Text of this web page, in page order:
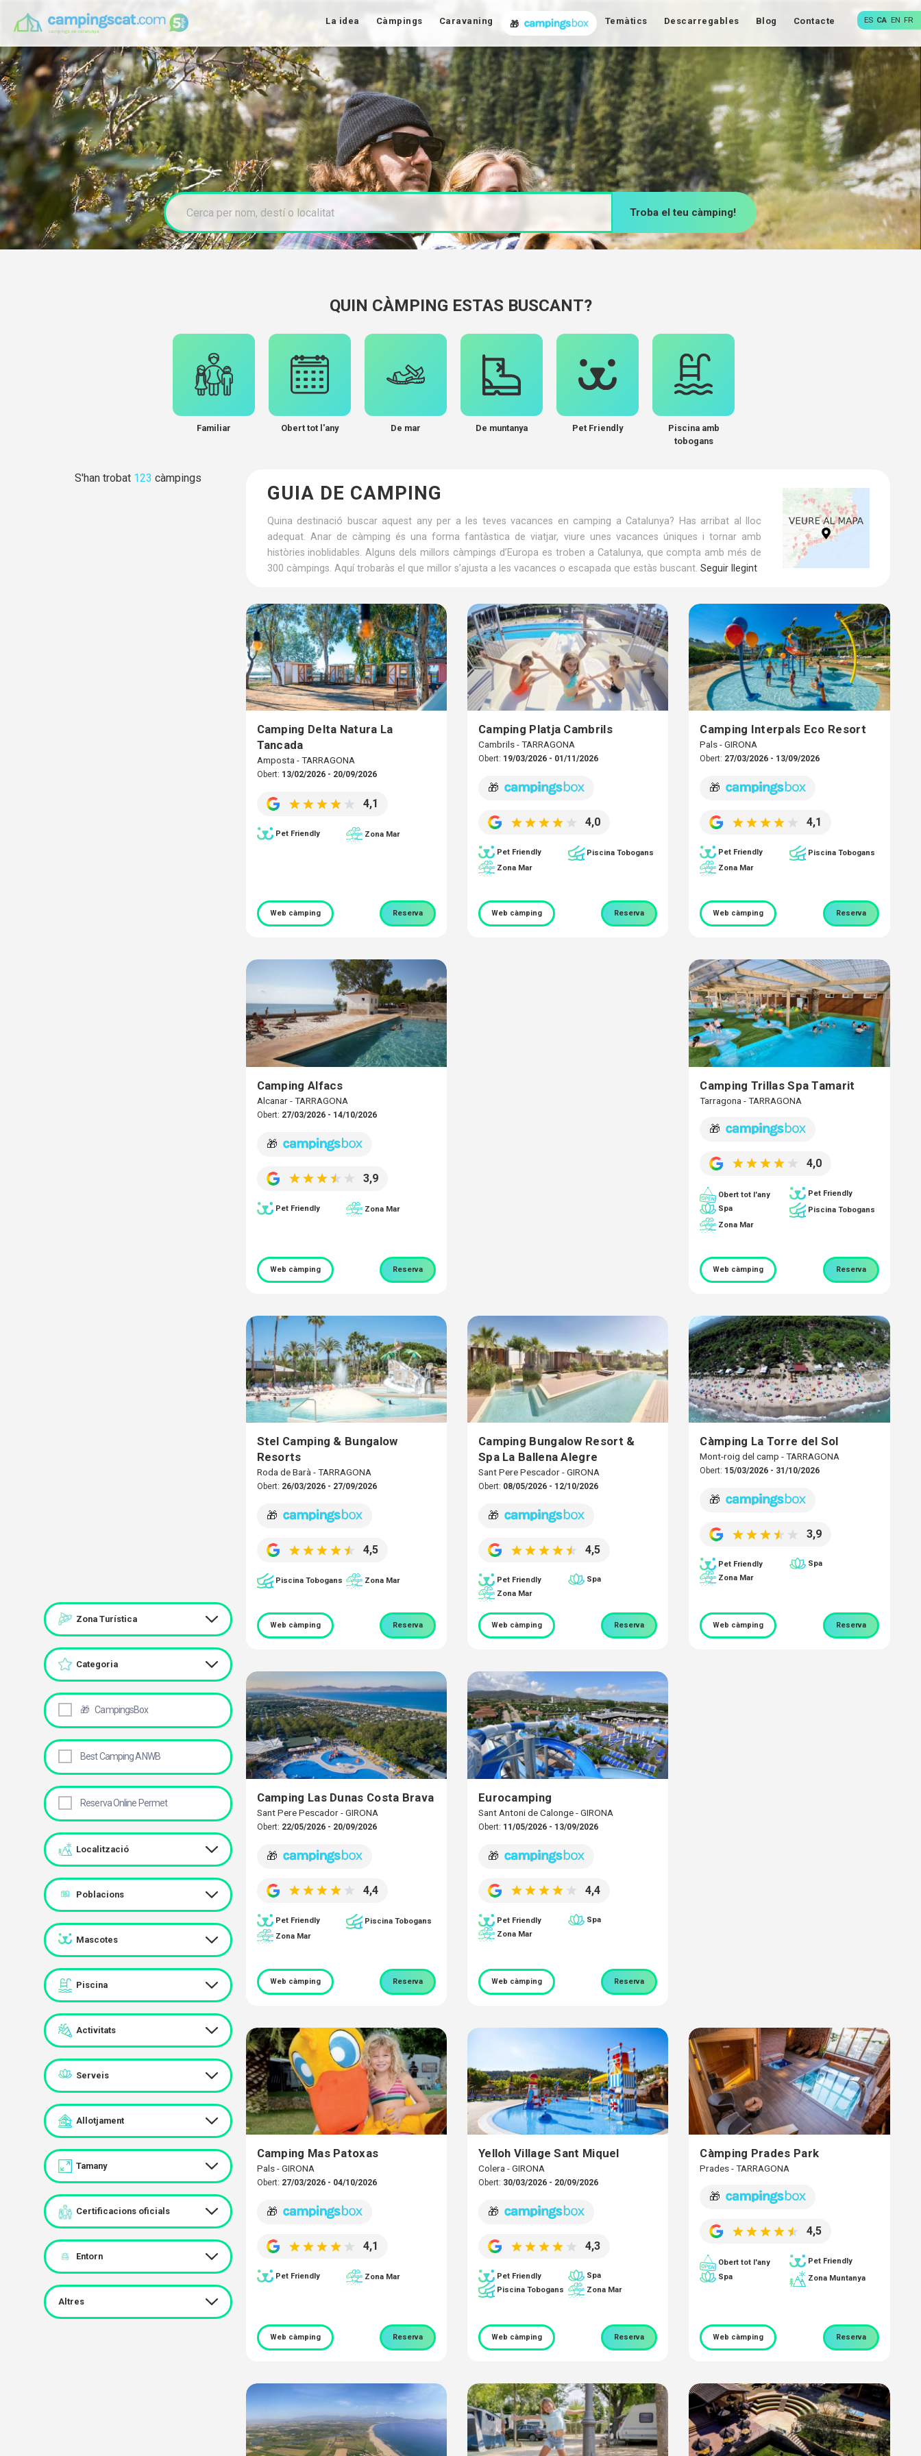
La idea Càmpings Caravaning 🎁 Temàtics Descarregables Blog Contacte ES CA EN FR
Troba el teu càmping!
QUIN CÀMPING ESTAS BUSCANT?
Familiar Obert tot l'any De mar De muntanya Pet Friendly
Piscina amb
tobogans
S'han trobat 123 càmpings
Zona Turística
Categoria
🎁 CampingsBox
Best Camping ANWB
Reserva Online Permet
Localització
Poblacions
Mascotes
Piscina
Activitats
Serveis
Allotjament
Tamany
Certificacions oficials
Entorn
Altres
GUIA DE CAMPING
Quina destinació buscar aquest any per a les teves vacances en camping a Catalunya? Has arribat al lloc
adequat. Anar de càmping és una forma fantàstica de viatjar, viure unes vacances úniques i tornar amb
històries inoblidables. Alguns dels millors càmpings d’Europa es troben a Catalunya, que compta amb més de
300 càmpings. Aquí trobaràs el que millor s’ajusta a les vacances o escapada que estàs buscant. Seguir llegint
Camping Delta Natura La
Tancada
Amposta - TARRAGONA
Obert: 13/02/2026 - 20/09/2026
4,1
Pet Friendly Zona Mar
Web càmping Reserva
Camping Platja Cambrils
Cambrils - TARRAGONA
Obert: 19/03/2026 - 01/11/2026
🎁
4,0
Pet Friendly
Piscina Tobogans
Zona Mar
Web càmping Reserva
Camping Interpals Eco Resort
Pals - GIRONA
Obert: 27/03/2026 - 13/09/2026
🎁
4,1
Pet Friendly
Piscina Tobogans
Zona Mar
Web càmping Reserva
Camping Alfacs
Alcanar - TARRAGONA
Obert: 27/03/2026 - 14/10/2026
🎁
3,9
Pet Friendly Zona Mar
Web càmping Reserva
Camping Trillas Spa Tamarit
Tarragona - TARRAGONA
🎁
4,0
Obert tot l'any
Pet Friendly
Spa
Piscina Tobogans
Zona Mar
Web càmping Reserva
Stel Camping & Bungalow
Resorts
Roda de Barà - TARRAGONA
Obert: 26/03/2026 - 27/09/2026
🎁
4,5
Piscina Tobogans Zona Mar
Web càmping Reserva
Camping Bungalow Resort &
Spa La Ballena Alegre
Sant Pere Pescador - GIRONA
Obert: 08/05/2026 - 12/10/2026
🎁
4,5
Pet Friendly
Spa
Zona Mar
Web càmping Reserva
Càmping La Torre del Sol
Mont-roig del camp - TARRAGONA
Obert: 15/03/2026 - 31/10/2026
🎁
3,9
Pet Friendly
Spa
Zona Mar
Web càmping Reserva
Camping Las Dunas Costa Brava
Sant Pere Pescador - GIRONA
Obert: 22/05/2026 - 20/09/2026
🎁
4,4
Pet Friendly
Piscina Tobogans
Zona Mar
Web càmping Reserva
Eurocamping
Sant Antoni de Calonge - GIRONA
Obert: 11/05/2026 - 13/09/2026
🎁
4,4
Pet Friendly
Spa
Zona Mar
Web càmping Reserva
Camping Mas Patoxas
Pals - GIRONA
Obert: 27/03/2026 - 04/10/2026
🎁
4,1
Pet Friendly Zona Mar
Web càmping Reserva
Yelloh Village Sant Miquel
Colera - GIRONA
Obert: 30/03/2026 - 20/09/2026
🎁
4,3
Pet Friendly
Spa
Piscina Tobogans
Zona Mar
Web càmping Reserva
Càmping Prades Park
Prades - TARRAGONA
🎁
4,5
Obert tot l'any
Pet Friendly
Spa
Zona Muntanya
Web càmping Reserva